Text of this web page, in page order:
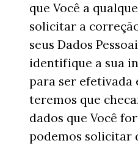
que Você a
solicitar a
seus Dados
identifique a sua
para ser efetivada
teremos que
dados que Você
podemos solicitar